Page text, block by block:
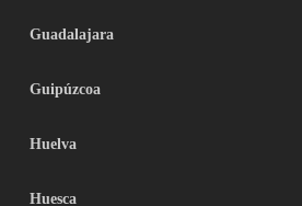
Guadalajara
Guipúzcoa
Huelva
Huesca